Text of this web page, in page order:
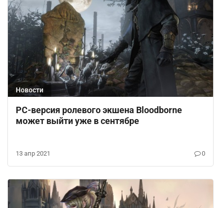
Новости
PC-версия ролевого экшена Bloodborne
может выйти уже в сентябре
13 апр 2021 0